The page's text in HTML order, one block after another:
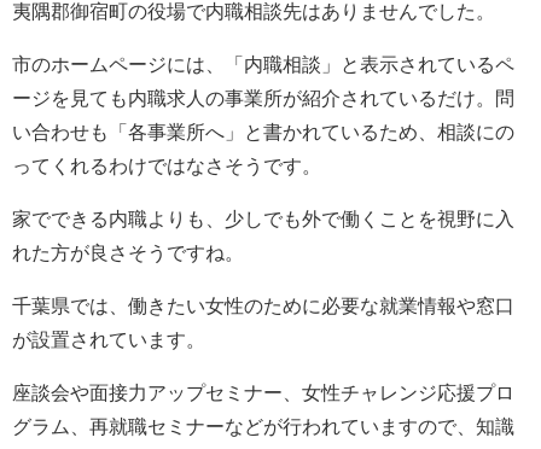
夷隅郡御宿町の役場で内職相談先はありませんでした。
市のホームページには、「内職相談」と表示されているペ
ージを見ても内職求人の事業所が紹介されているだけ。問
い合わせも「各事業所へ」と書かれているため、相談にの
ってくれるわけではなさそうです。
家でできる内職よりも、少しでも外で働くことを視野に入
れた方が良さそうですね。
千葉県では、働きたい女性のために必要な就業情報や窓口
が設置されています。
座談会や面接力アップセミナー、女性チャレンジ応援プロ
グラム、再就職セミナーなどが行われていますので、知識